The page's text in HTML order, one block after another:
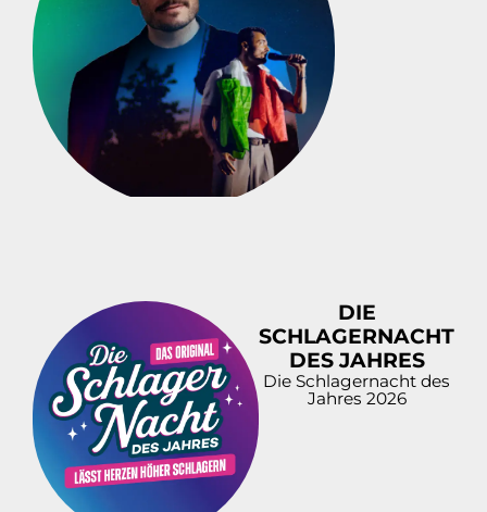
DIE
SCHLAGERNACHT
DES JAHRES
Die Schlagernacht des
Jahres 2026